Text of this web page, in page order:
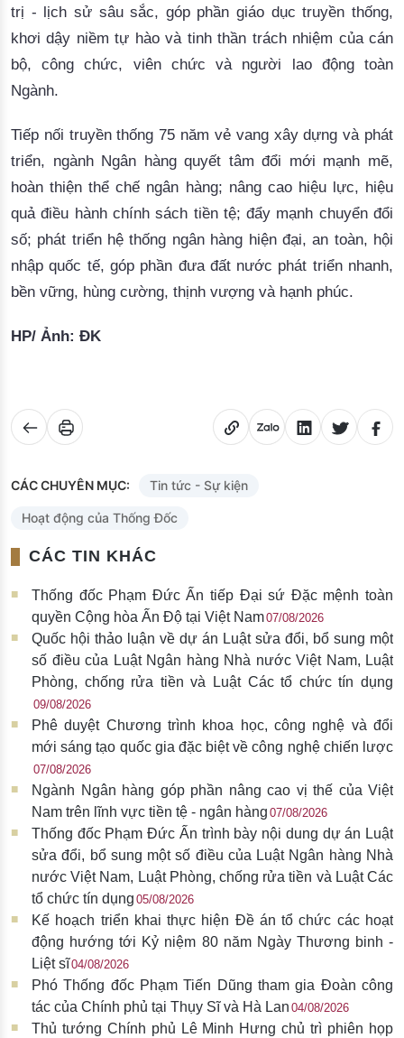
trị - lịch sử sâu sắc, góp phần giáo dục truyền thống,
khơi dậy niềm tự hào và tinh thần trách nhiệm của cán
bộ, công chức, viên chức và người lao động toàn
Ngành.
Tiếp nối truyền thống 75 năm vẻ vang xây dựng và phát
triển, ngành Ngân hàng quyết tâm đổi mới mạnh mẽ,
hoàn thiện thể chế ngân hàng; nâng cao hiệu lực, hiệu
quả điều hành chính sách tiền tệ; đẩy mạnh chuyển đổi
số; phát triển hệ thống ngân hàng hiện đại, an toàn, hội
nhập quốc tế, góp phần đưa đất nước phát triển nhanh,
bền vững, hùng cường, thịnh vượng và hạnh phúc.
HP/ Ảnh: ĐK
CÁC CHUYÊN MỤC: Tin tức - Sự kiện
Hoạt động của Thống Đốc
CÁC TIN KHÁC
Thống đốc Phạm Đức Ấn tiếp Đại sứ Đặc mệnh toàn
quyền Cộng hòa Ấn Độ tại Việt Nam07/08/2026
Quốc hội thảo luận về dự án Luật sửa đổi, bổ sung một
số điều của Luật Ngân hàng Nhà nước Việt Nam, Luật
Phòng, chống rửa tiền và Luật Các tổ chức tín dụng
09/08/2026
Phê duyệt Chương trình khoa học, công nghệ và đổi
mới sáng tạo quốc gia đặc biệt về công nghệ chiến lược
07/08/2026
Ngành Ngân hàng góp phần nâng cao vị thế của Việt
Nam trên lĩnh vực tiền tệ - ngân hàng 07/08/2026
Thống đốc Phạm Đức Ấn trình bày nội dung dự án Luật
sửa đổi, bổ sung một số điều của Luật Ngân hàng Nhà
nước Việt Nam, Luật Phòng, chống rửa tiền và Luật Các
tổ chức tín dụng 05/08/2026
Kế hoạch triển khai thực hiện Đề án tổ chức các hoạt
động hướng tới Kỷ niệm 80 năm Ngày Thương binh -
Liệt sĩ04/08/2026
Phó Thống đốc Phạm Tiến Dũng tham gia Đoàn công
tác của Chính phủ tại Thụy Sĩ và Hà Lan 04/08/2026
Thủ tướng Chính phủ Lê Minh Hưng chủ trì phiên họp